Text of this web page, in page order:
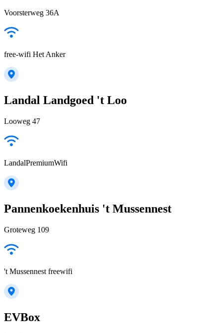
Voorsterweg 36A
free-wifi Het Anker
Landal Landgoed 't Loo
Looweg 47
LandalPremiumWifi
Pannenkoekenhuis 't Mussennest
Groteweg 109
't Mussennest freewifi
EVBox